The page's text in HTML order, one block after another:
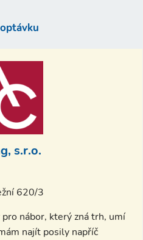
s.r.o.
620/3
nábor, který zná trh, umí
najít posily napříč